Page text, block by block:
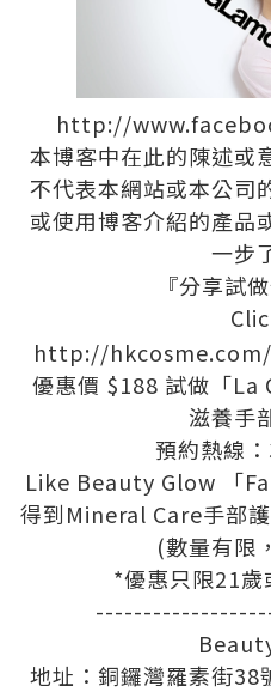
http://
本博客中在此的陳述或
不代表本網站或本公司
或使用博客介紹的產品
一步
『分享試
http://
優惠價 $188 試做「La
滋養手
預約熱線
Like Beauty Glow 「
得到Mineral Care手部
(數量有限
*優惠只限21歲
地址：銅鑼灣羅素街38